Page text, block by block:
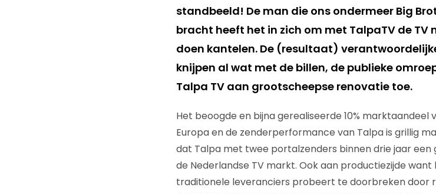
standbeeld! De man die ons ondermeer Big
bracht heeft het in zich om met TalpaTV de
doen kantelen. De (resultaat)
knijpen al wat met de billen, de publieke
Talpa TV aan grootscheepse renovatie toe.
Het beoogde en bijna gerealiseerde 10% marktaandeel
Europa en de zenderperformance van Talpa is grillig
dat Talpa met twee portalzenders binnen drie jaar
de Nederlandse TV markt. Ook aan productiezijde
traditionele leveranciers probeert te doorbreken door